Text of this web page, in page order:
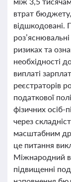
втрат
відшкодовані.
ризиках та
необхідності
виплаті
реєстраторів
податкової
фізичних осіб-
через
масштабним
це питання
Міжнародний
підвищенні